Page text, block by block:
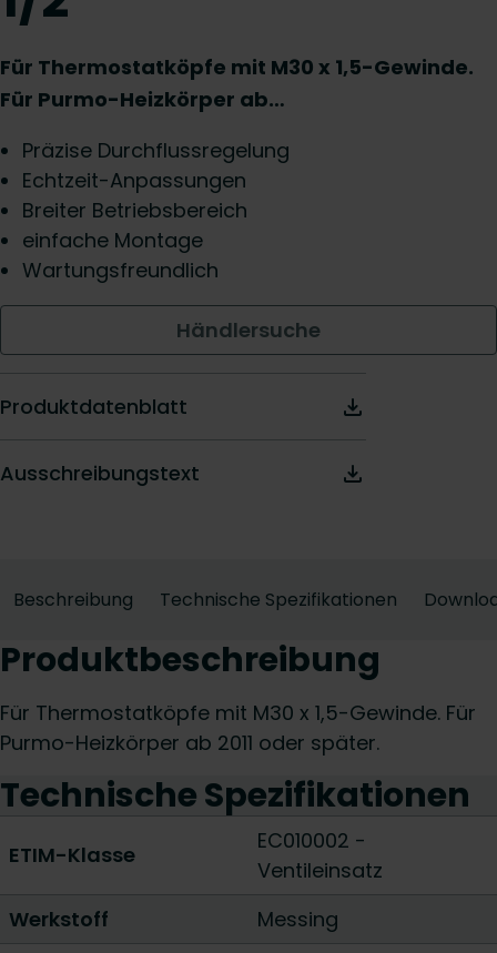
Für Thermostatköpfe mit M30 x 1,5-Gewinde.
Für Purmo-Heizkörper ab…
Präzise Durchflussregelung
Echtzeit-Anpassungen
Breiter Betriebsbereich
einfache Montage
Wartungsfreundlich
Händlersuche
Produktdatenblatt
Ausschreibungstext
Beschreibung Technische Spezifikationen
Produktbeschreibung
Für Thermostatköpfe mit M30 x 1,5-Gewinde. Für
Purmo-Heizkörper ab 2011 oder später.
Technische Spezifikationen
ETIM-Klasse
EC010002 -
Ventileinsatz
Werkstoff
Messing